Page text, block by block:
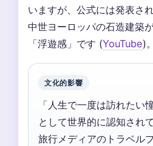
いますが、公式には発表さ
中世ヨーロッパの石造建築
「浮遊感」です (YouTube)。
文化的影響
「人生で一度は訪れたい
として世界的に認知されて
旅行メディアのトラベル